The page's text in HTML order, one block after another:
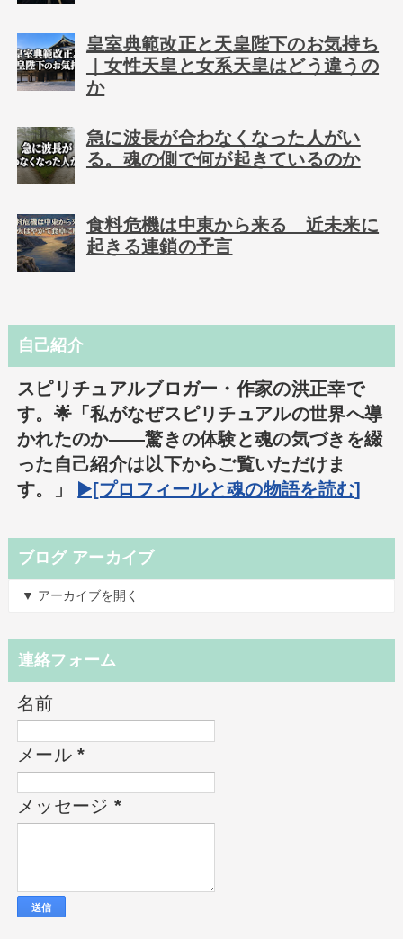
皇室典範改正と天皇陛下のお気持ち
｜女性天皇と女系天皇はどう違うの
か
急に波長が合わなくなった人がい
る。魂の側で何が起きているのか
食料危機は中東から来る 近未来に
起きる連鎖の予言
自己紹介
スピリチュアルブロガー・作家の洪正幸で
す。🌟「私がなぜスピリチュアルの世界へ導
かれたのか――驚きの体験と魂の気づきを綴
った自己紹介は以下からご覧いただけま
す。」 ▶️[プロフィールと魂の物語を読む]
ブログ アーカイブ
▼ アーカイブを開く
連絡フォーム
名前
メール*
メッセージ *